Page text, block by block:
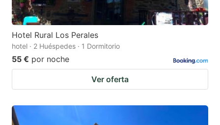
Hotel Rural Los Perales
hotel · 2 Huéspedes · 1 Dormitorio
55 € por noche
Ver oferta